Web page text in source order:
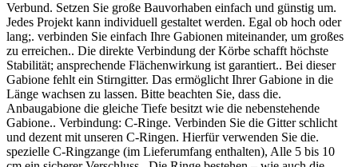
Verbund. Setzen Sie große Bauvorhaben einfach und günstig um.
Jedes Projekt kann individuell gestaltet werden. Egal ob hoch oder
lang;. verbinden Sie einfach Ihre Gabionen miteinander, um großes
zu erreichen.. Die direkte Verbindung der Körbe schafft höchste
Stabilität; ansprechende Flächenwirkung ist garantiert.. Bei dieser
Gabione fehlt ein Stirngitter. Das ermöglicht Ihrer Gabione in die
Länge wachsen zu lassen. Bitte beachten Sie, dass die.
Anbaugabione die gleiche Tiefe besitzt wie die nebenstehende
Gabione.. Verbindung: C-Ringe. Verbinden Sie die Gitter schlicht
und dezent mit unseren C-Ringen. Hierfür verwenden Sie die.
spezielle C-Ringzange (im Lieferumfang enthalten), Alle 5 bis 10